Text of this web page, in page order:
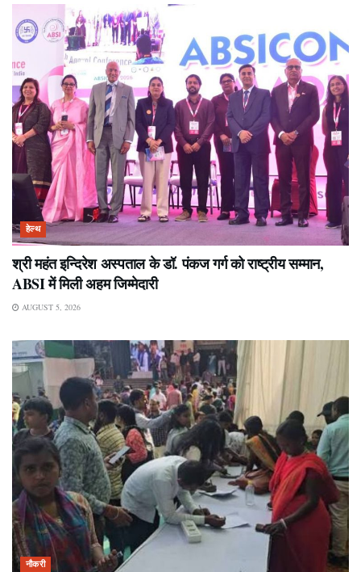
हेल्थ
श्री महंत इन्दिरेश अस्पताल के डॉ. पंकज गर्ग को राष्ट्रीय सम्मान,
ABSI में मिली अहम जिम्मेदारी
AUGUST 5, 2026
नौकरी